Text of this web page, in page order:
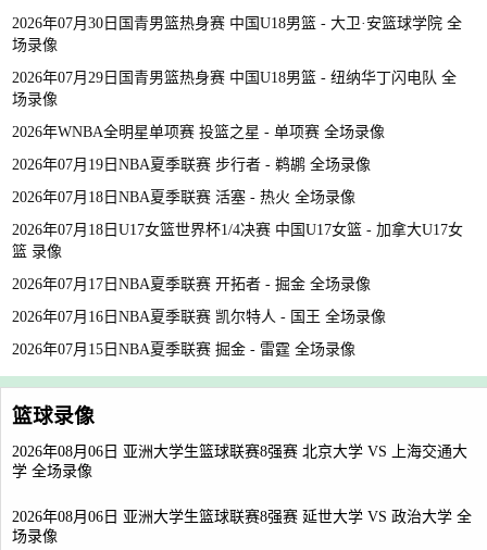
2026年07月30日国青男篮热身赛 中国U18男篮 - 大卫·安篮球学院 全
场录像
2026年07月29日国青男篮热身赛 中国U18男篮 - 纽纳华丁闪电队 全
场录像
2026年WNBA全明星单项赛 投篮之星 - 单项赛 全场录像
2026年07月19日NBA夏季联赛 步行者 - 鹈鹕 全场录像
2026年07月18日NBA夏季联赛 活塞 - 热火 全场录像
2026年07月18日U17女篮世界杯1/4决赛 中国U17女篮 - 加拿大U17女
篮 录像
2026年07月17日NBA夏季联赛 开拓者 - 掘金 全场录像
2026年07月16日NBA夏季联赛 凯尔特人 - 国王 全场录像
2026年07月15日NBA夏季联赛 掘金 - 雷霆 全场录像
篮球录像
2026年08月06日 亚洲大学生篮球联赛8强赛 北京大学 VS 上海交通大
学 全场录像
2026年08月06日 亚洲大学生篮球联赛8强赛 延世大学 VS 政治大学 全
场录像